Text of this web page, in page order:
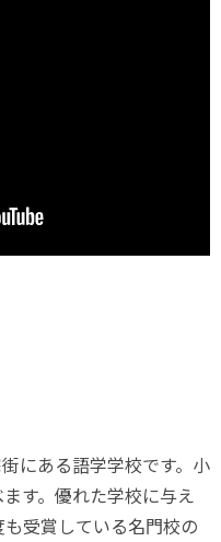
にある語学学校です。小
す。優れた学校に与え
受賞している名門校の